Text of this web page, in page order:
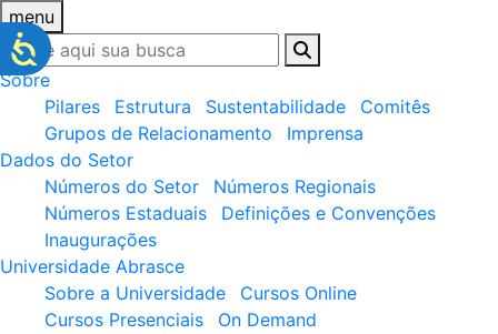
menu
Sobre
Pilares
Estrutura Sustentabilidade
Comitês
Grupos de Relacionamento
Imprensa
Dados do Setor
Números do Setor
Números Regionais
Números Estaduais
Definições e Convenções
Inaugurações
Universidade Abrasce
Sobre a Universidade
Cursos Online
Cursos Presenciais
On Demand